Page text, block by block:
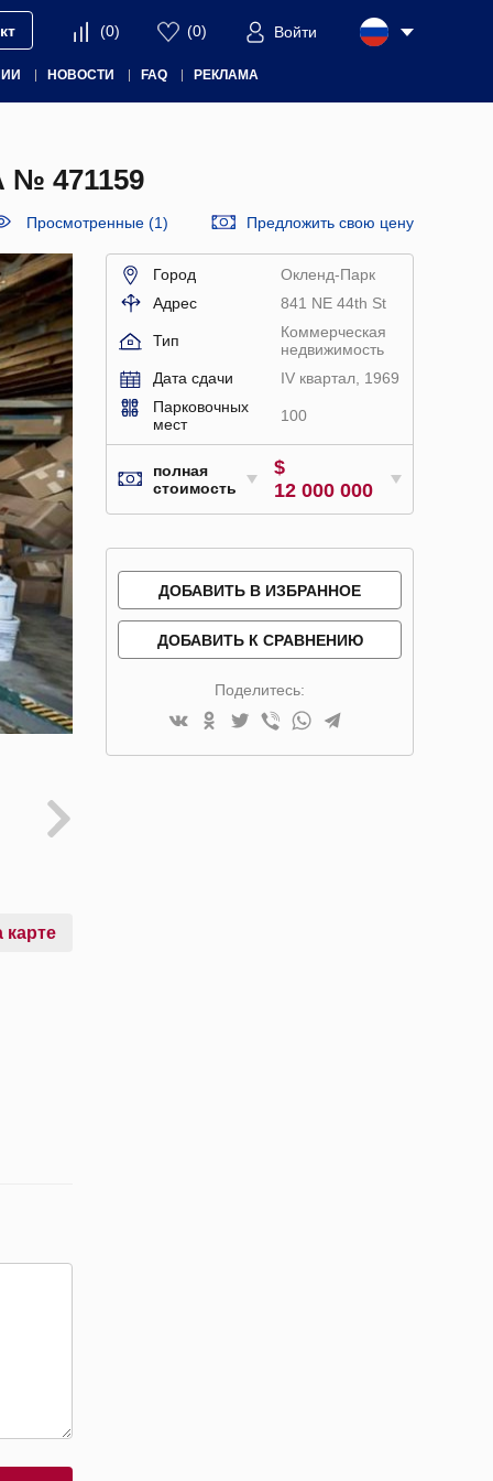
(0) (0) Войти
НОВОСТИ FAQ РЕКЛАМА
471159
Просмотренные (1) Предложить свою цену
карте
Город
Окленд-Парк
Адрес
841 NE 44th St
Тип
Коммерческая
недвижимость
Дата сдачи
IV квартал, 1969
Парковочных
мест
100
полная
стоимость
$
12 000 000
ДОБАВИТЬ В ИЗБРАННОЕ
ДОБАВИТЬ К СРАВНЕНИЮ
Поделитесь: